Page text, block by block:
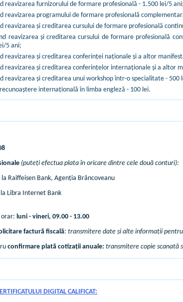
reavizarea furnizorului de formare profesională - 1.500 lei/5 ani;
reavizarea programului de formare profesională
reavizarea şi creditarea cursului de formare profesională
reavizarea şi creditarea cursului de formare profesională
5 ani;
reavizarea şi creditarea conferinţei naţionale şi a altor
reavizarea şi creditarea conferinţelor internaţionale şi a altor
reavizarea şi creditarea unui workshop într-o specialitate - 500
internaţională în limba engleză - 100 lei.
(puteți efectua plata în oricare dintre cele două conturi):
la Raiffeisen Bank, Agenția Brâncoveanu
la Libra Internet Bank
luni - vineri, 09.00 - 13.00
factură fiscală:transmitere date și alte informații
confirmare plată cotizații anuale: transmitere copie scanată
DIGITAL CALIFICAT: